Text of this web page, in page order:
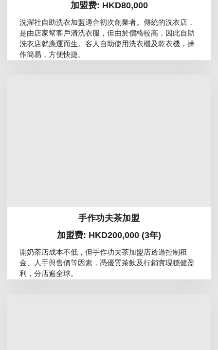
加盟费: HKD80,000
洗濯社自助洗衣加盟適合初次創業者。傳統的洗衣店，
是由店家幫客戶清洗衣服，但由於價格較高，因此自助
洗衣店就應運而生。客人自助使用洗衣機及乾衣機，操
作簡易，方便快捷。
手作功夫茶加盟
加盟费: HKD200,000 (3年)
開奶茶店成本不低，但手作功夫茶加盟店透過控制租
金、人手與售價等因素，憑優質茶飲及行銷實現穩健盈
利，分店遍全球。